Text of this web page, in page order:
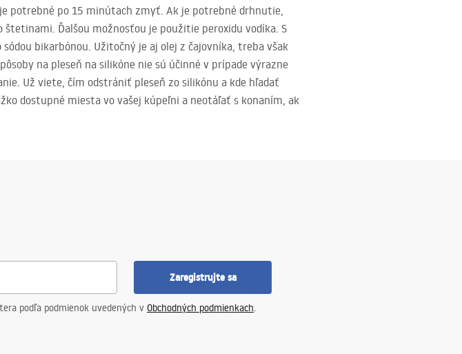
potrebné po 15 minútach zmyť. Ak je potrebné drhnutie,
Ďalšou možnosťou je použitie peroxidu vodíka. S
bikarbónou. Užitočný je aj olej z čajovníka, treba však
na pleseň na silikóne nie sú účinné v prípade výrazne
Už viete, čím odstrániť pleseň zo silikónu a kde hľadať
dostupné miesta vo vašej kúpeľni a neotáľať s konaním, ak
Zaregistrujte sa
podľa podmienok uvedených v Obchodných podmienkach.